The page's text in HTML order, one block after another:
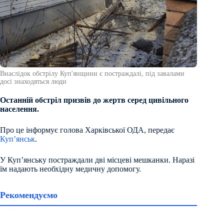
Внаслідок обстрілу Куп'янщини є постраждалі, під завалами
досі знаходяться люди
Останній обстріл призвів до жертв серед цивільного
населення.
Про це інформує голова Харківської ОДА, передає
Куп’янськ.
У Куп’янську постраждали дві місцеві мешканки. Наразі
їм надають необхідну медичну допомогу.
Рекомендуємо